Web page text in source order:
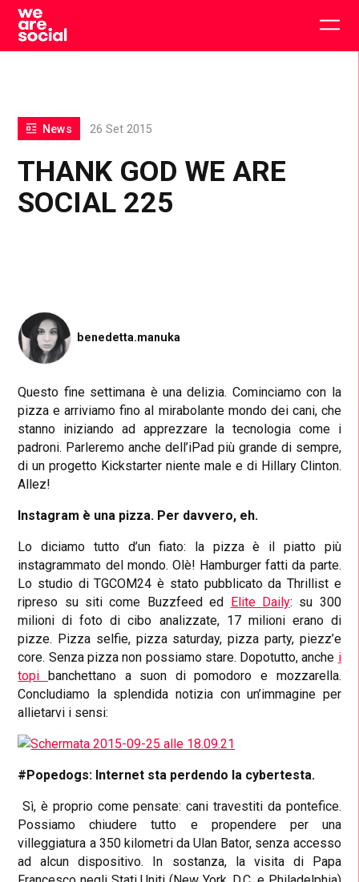
Skip
content
THANK GOD WE ARE
SOCIAL 225
News 26 Set 2015
benedetta.manuka
Questo fine settimana è una delizia. Cominciamo con la
pizza e arriviamo fino al mirabolante mondo dei cani, che
stanno iniziando ad apprezzare la tecnologia come i
padroni. Parleremo anche dell’iPad più grande di sempre,
di un progetto Kickstarter niente male e di Hillary Clinton.
Allez!
Instagram è una pizza. Per davvero, eh.
Lo diciamo tutto d’un fiato: la pizza è il piatto più
instagrammato del mondo. Olè! Hamburger fatti da parte.
Lo studio di TGCOM24 è stato pubblicato da Thrillist e
ripreso su siti come Buzzfeed ed
Elite Daily: su 300
milioni di foto di cibo analizzate, 17 milioni erano di
pizze. Pizza selfie, pizza saturday, pizza party, piezz’e
core. Senza pizza non possiamo stare. Dopotutto, anche i
topi
banchettano a suon di pomodoro e mozzarella.
Concludiamo la splendida notizia con un’immagine per
allietarvi i sensi:
#Popedogs: Internet sta perdendo la cybertesta.
Sì, è proprio come pensate: cani travestiti da pontefice.
Possiamo chiudere tutto e propendere per una
villeggiatura a 350 kilometri da Ulan Bator, senza accesso
ad alcun dispositivo. In sostanza, la visita di Papa